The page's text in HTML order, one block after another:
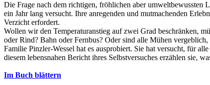
Die Frage nach dem richtigen, fröhlichen aber umweltbewussten
ein Jahr lang versucht. Ihre anregenden und mutmachenden
Verzicht erfordert.
Wollen wir den Temperaturanstieg auf zwei Grad beschränken,
oder Rind? Bahn oder Fernbus? Oder sind alle Mühen
Familie Pinzler-Wessel hat es ausprobiert. Sie hat versucht, für
diesem lebensnahen Bericht ihres Selbstversuches erzählen sie,
Im Buch blättern